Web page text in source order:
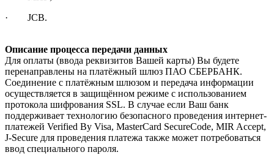
· JCB.
Описание процесса передачи данных
Для оплаты (ввода реквизитов Вашей карты) Вы будете
перенаправлены на платёжный шлюз ПАО СБЕРБАНК.
Соединение с платёжным шлюзом и передача информации
осуществляется в защищённом режиме с использованием
протокола шифрования SSL. В случае если Ваш банк
поддерживает технологию безопасного проведения интернет-
платежей Verified By Visa, MasterCard SecureCode, MIR Accept,
J-Secure для проведения платежа также может потребоваться
ввод специального пароля.